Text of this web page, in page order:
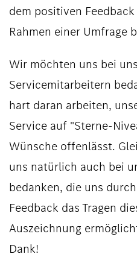
dem positiven
Rahmen einer Umfrage
Wir möchten uns bei
Servicemitarbeitern
hart daran arbeiten,
Service auf "Sterne-
Wünsche offenlässt.
uns natürlich auch bei
bedanken, die uns
Feedback das Tragen
Auszeichnung
Dank!